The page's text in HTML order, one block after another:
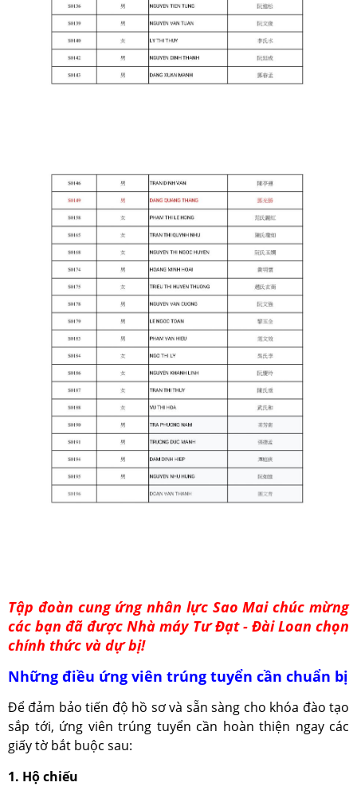
Tập đoàn cung ứng nhân lực Sao Mai chúc mừng
các bạn đã được Nhà máy Tư Đạt - Đài Loan chọn
chính thức và dự bị!
Những điều ứng viên trúng tuyển cần chuẩn bị
Để đảm bảo tiến độ hồ sơ và sẵn sàng cho khóa đào tạo
sắp tới, ứng viên trúng tuyển cần hoàn thiện ngay các
giấy tờ bắt buộc sau:
1. Hộ chiếu